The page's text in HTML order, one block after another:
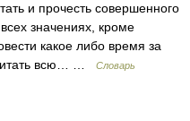
и прочесть совершенного
значениях, кроме
какое либо время за
всю… …
Словарь